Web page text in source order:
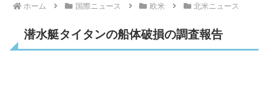
ホーム 国際ニュース 欧米 北米ニュース
潜水艇タイタンの船体破損の調査報告